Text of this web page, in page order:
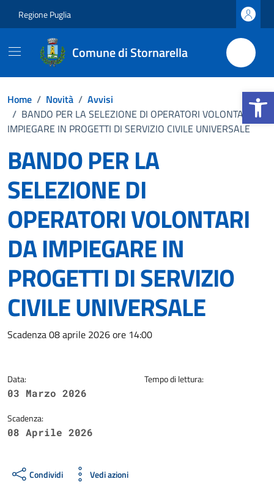
Regione Puglia
Comune di Stornarella
Home / Novità / Avvisi
/ BANDO PER LA SELEZIONE DI OPERATORI VOLONTARI DA
IMPIEGARE IN PROGETTI DI SERVIZIO CIVILE UNIVERSALE
BANDO PER LA
SELEZIONE DI
OPERATORI VOLONTARI
DA IMPIEGARE IN
PROGETTI DI SERVIZIO
CIVILE UNIVERSALE
Dettagli della notizia
Scadenza 08 aprile 2026 ore 14:00
Data:
03 Marzo 2026
Scadenza:
08 Aprile 2026
Tempo di lettura:
Condividi Vedi azioni
Apri la